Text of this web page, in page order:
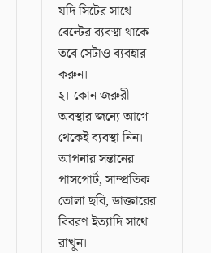
যদি সিটের সাথে
বেল্টের ব্যবস্থা থাকে
তবে সেটাও ব্যবহার
করুন।
২। কোন জরুরী
অবস্থার জন্যে আগে
থেকেই ব্যবস্থা নিন।
আপনার সন্তানের
পাসপোর্ট, সাম্প্রতিক
তোলা ছবি, ডাক্তারের
বিবরণ ইত্যাদি সাথে
রাখুন।